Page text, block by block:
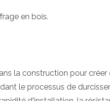
en bois.
la construction pour créer
le processus de